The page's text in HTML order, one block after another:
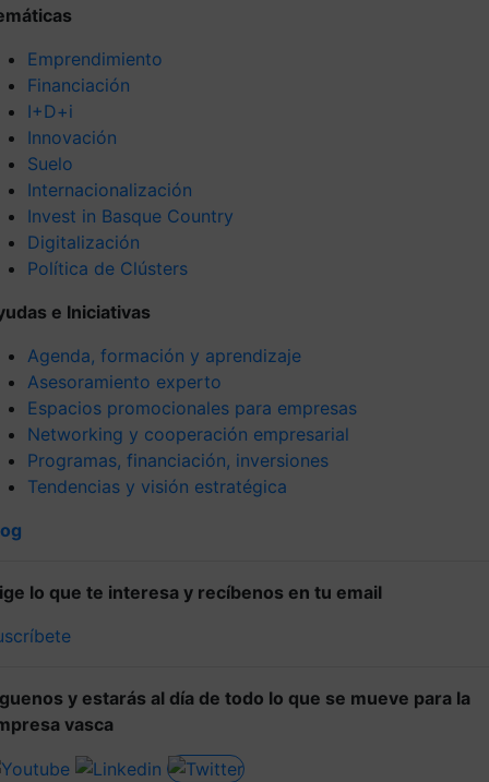
Emprendimiento
Financiación
I+D+i
Innovación
Suelo
Internacionalización
Invest in Basque Country
Digitalización
Política de Clústers
e Iniciativas
Agenda, formación y aprendizaje
Asesoramiento experto
Espacios promocionales para empresas
Networking y cooperación empresarial
Programas, financiación, inversiones
Tendencias y visión estratégica
lo que te interesa y recíbenos en tu email
y estarás al día de todo lo que se mueve para la
vasca